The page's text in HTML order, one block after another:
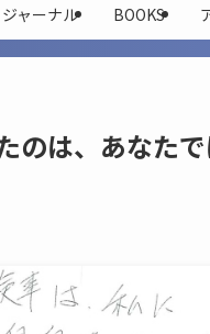
ジャーナル BOOKS
のは、あなた